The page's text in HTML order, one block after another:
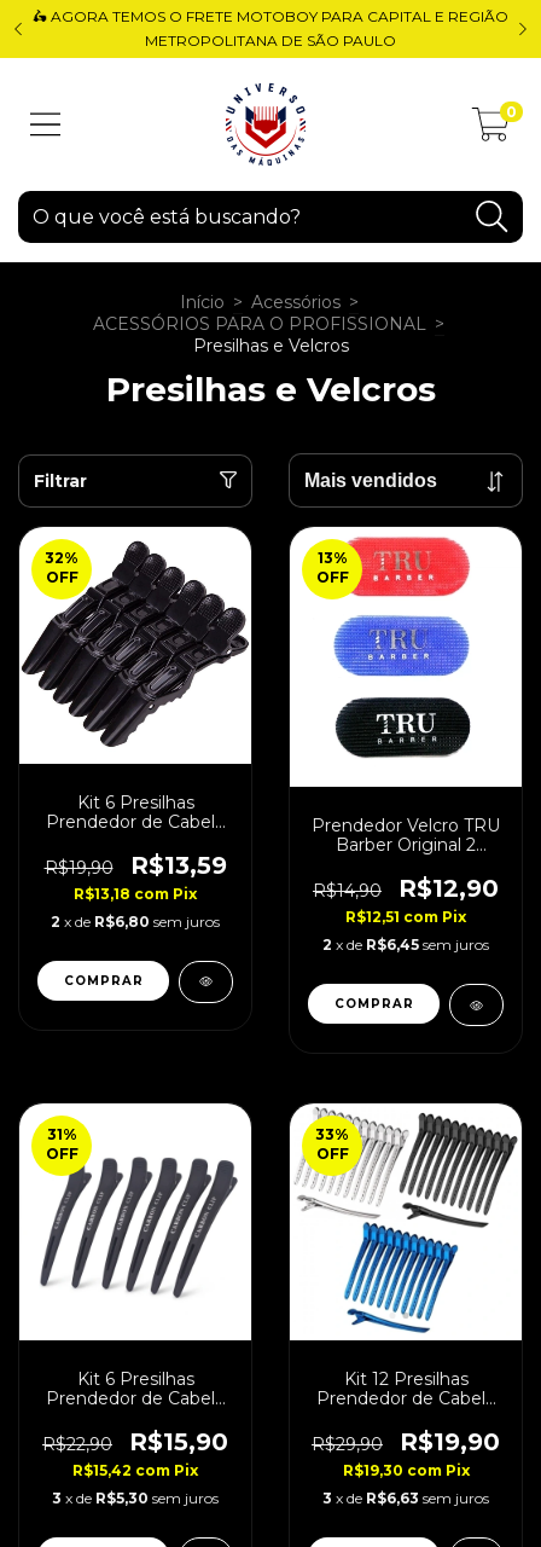
🛵 AGORA TEMOS O FRETE MOTOBOY PARA CAPITAL E REGIÃO
METROPOLITANA DE SÃO PAULO
0
Início > Acessórios >
ACESSÓRIOS PARA O PROFISSIONAL >
Presilhas e Velcros
Presilhas e Velcros
Filtrar
32%
OFF
Kit 6 Presilhas
Prendedor de Cabelo
R$19,90
R$13,59
R$13,18 com Pix
2 x de R$6,80 sem juros
13%
OFF
Prendedor Velcro TRU
Barber Original 2
R$14,90
R$12,90
R$12,51 com Pix
2 x de R$6,45 sem juros
COMPRAR
31%
OFF
Kit 6 Presilhas
Prendedor de Cabelo
R$22,90
R$15,90
R$15,42 com Pix
3 x de R$5,30 sem juros
33%
OFF
Kit 12 Presilhas
Prendedor de Cabelo
R$29,90
R$19,90
R$19,30 com Pix
3 x de R$6,63 sem juros